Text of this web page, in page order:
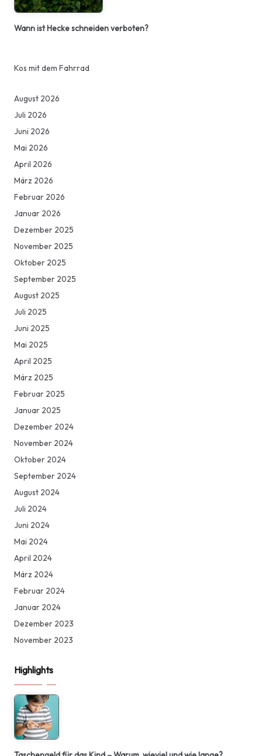
Wann ist Hecke schneiden verboten?
Kos mit dem Fahrrad
August 2026
Juli 2026
Juni 2026
Mai 2026
April 2026
März 2026
Februar 2026
Januar 2026
Dezember 2025
November 2025
Oktober 2025
September 2025
August 2025
Juli 2025
Juni 2025
Mai 2025
April 2025
März 2025
Februar 2025
Januar 2025
Dezember 2024
November 2024
Oktober 2024
September 2024
August 2024
Juli 2024
Juni 2024
Mai 2024
April 2024
März 2024
Februar 2024
Januar 2024
Dezember 2023
November 2023
Highlights